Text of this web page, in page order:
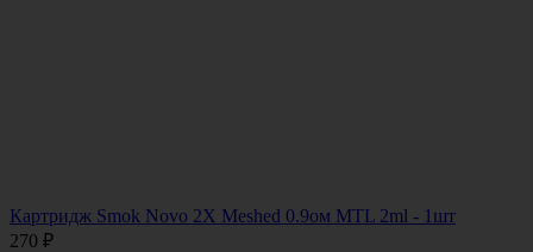
Картридж Smok Novo 2X Meshed 0.9ом MTL 2ml - 1шт
270 ₽